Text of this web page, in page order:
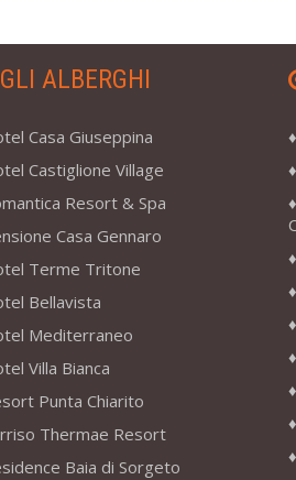
GLI ALBERGHI
Casa Giuseppina
Castiglione Village
Resort & Spa
Casa Gennaro
Terme Tritone
Bellavista
Mediterraneo
Villa Bianca
Punta Chiarito
Thermae Resort
Baia di Sorgeto